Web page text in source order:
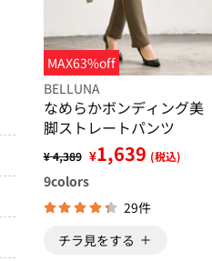
MAX63%off
BELLUNA
なめらかボンディング美
脚ストレートパンツ
¥ 4,389 ¥1,639 (税込)
9colors
29件
チラ見をする